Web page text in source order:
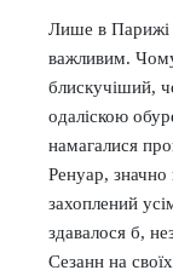
Лише в Парижі
важливим.
блискучіший,
одаліскою
намагалися
Ренуар,
захоплений
здавалося б,
Сезанн на